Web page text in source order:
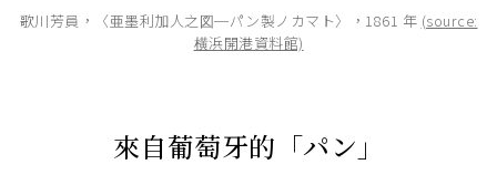
歌川芳員，〈亜墨利加人之図─パン製ノカマト〉，1861 年 (source:
横浜開港資料館)
來自葡萄牙的 「パン 」